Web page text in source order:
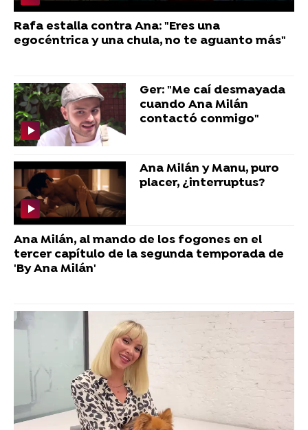
Rafa estalla contra Ana: "Eres una
egocéntrica y una chula, no te aguanto más"
Ger: "Me caí desmayada
cuando Ana Milán
contactó conmigo"
Ana Milán y Manu, puro
placer, ¿interruptus?
Ana Milán, al mando de los fogones en el
tercer capítulo de la segunda temporada de
'By Ana Milán'